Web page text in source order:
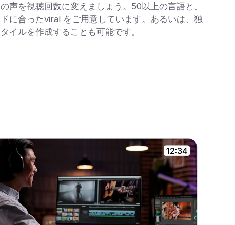
声を視聴回数に変えましょう。50以上の言語と、
に合ったviral をご用意しています。あるいは、独
イルを作成することも可能です。